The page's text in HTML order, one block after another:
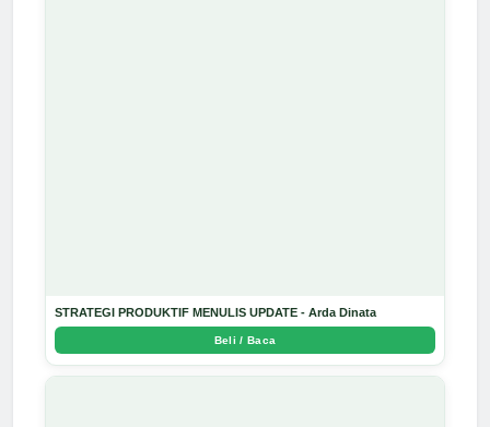
STRATEGI PRODUKTIF MENULIS UPDATE - Arda Dinata
Beli / Baca